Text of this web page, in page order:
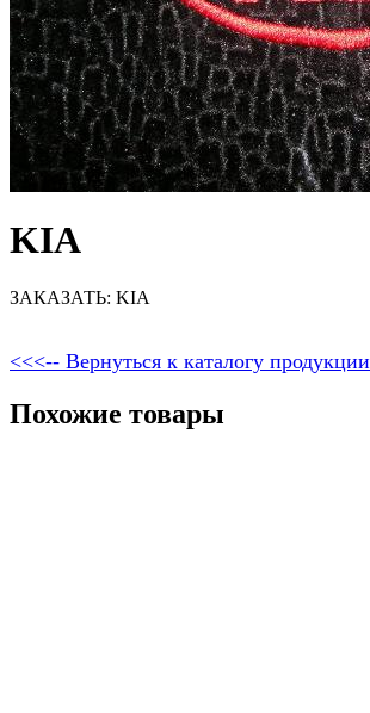
KIA
ЗАКАЗАТЬ: KIA
<<<-- Вернуться к каталогу продукции
Похожие товары